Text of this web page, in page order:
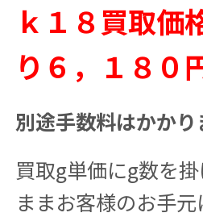
ｋ１８買取価
り６，１８０
別途手数料はかかり
買取g単価にg数を
ままお客様のお手